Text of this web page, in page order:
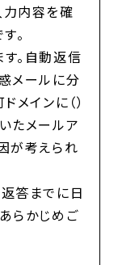
力内容を確
。
。自動返信
メールに分
メインに（）
たメールア
が考えられ
答までに日
らかじめご